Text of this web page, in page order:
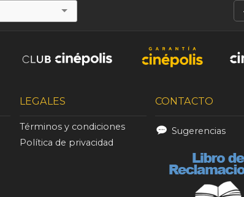
LEGALES
Términos y condiciones
Política de privacidad
CONTACTO
Sugerencias